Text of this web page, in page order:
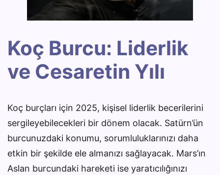
Koç Burcu: Liderlik
ve Cesaretin Yılı
Koç burçları için 2025, kişisel liderlik becerilerini
sergileyebilecekleri bir dönem olacak. Satürn’ün
burcunuzdaki konumu, sorumluluklarınızı daha
etkin bir şekilde ele almanızı sağlayacak. Mars’ın
Aslan burcundaki hareketi ise yaratıcılığınızı